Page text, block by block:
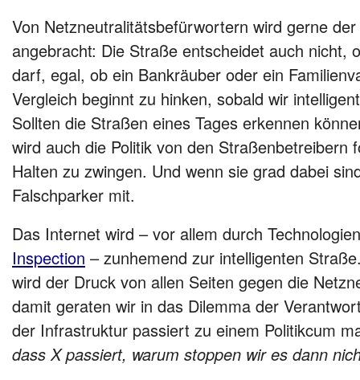
Von Netzneutralitätsbefürwortern wird gerne
angebracht: Die Straße entscheidet auch nicht,
darf, egal, ob ein Bankräuber oder ein
Vergleich beginnt zu hinken, sobald wir
Sollten die Straßen eines Tages erkennen
wird auch die Politik von den Straßenbetreibern
Halten zu zwingen. Und wenn sie grad dabei
Falschparker mit.
Das Internet wird – vor allem durch
Inspection – zunhemend zur intelligenten
wird der Druck von allen Seiten gegen die
damit geraten wir in das Dilemma der
der Infrastruktur passiert zu einem Politikcum
dass X passiert, warum stoppen wir es dann